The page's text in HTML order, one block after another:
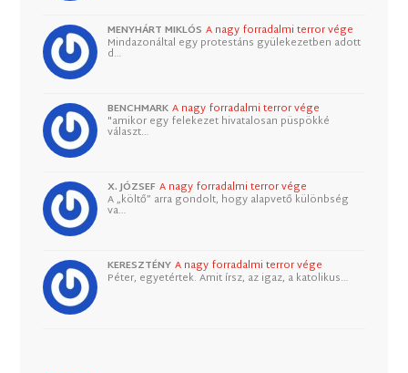
MENYHÁRT MIKLÓS A nagy forradalmi terror vége
Mindazonáltal egy protestáns gyülekezetben adott
d…
BENCHMARK A nagy forradalmi terror vége
"amikor egy felekezet hivatalosan püspökké
választ…
X. JÓZSEF A nagy forradalmi terror vége
A „költő” arra gondolt, hogy alapvető különbség
va…
KERESZTÉNY A nagy forradalmi terror vége
Péter, egyetértek. Amit írsz, az igaz, a katolikus…